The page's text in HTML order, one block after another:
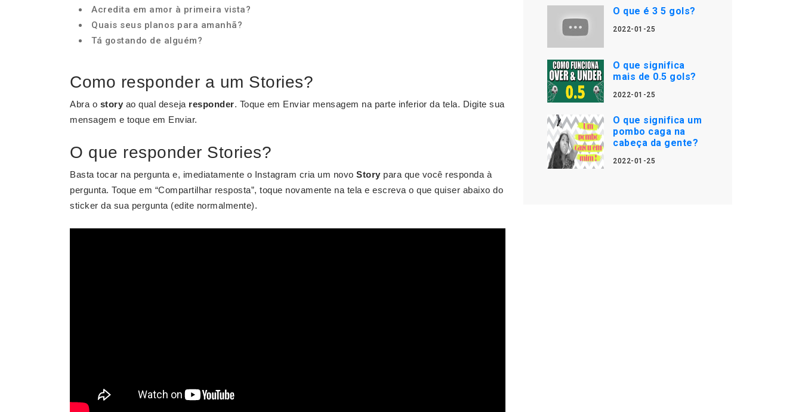
Acredita em amor à primeira vista?
Quais seus planos para amanhã?
Tá gostando de alguém?
Como responder a um Stories?
Abra o story ao qual deseja responder. Toque em Enviar mensagem na parte inferior da tela. Digite sua
mensagem e toque em Enviar.
O que responder Stories?
Basta tocar na pergunta e, imediatamente o Instagram cria um novo Story para que você responda à
pergunta. Toque em “Compartilhar resposta”, toque novamente na tela e escreva o que quiser abaixo do
sticker da sua pergunta (edite normalmente).
O que é 3 5 gols?
2022-01-25
O que significa
mais de 0.5 gols?
2022-01-25
O que significa um
pombo caga na
cabeça da gente?
2022-01-25